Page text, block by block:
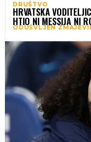
DRUŠTVO
HRVATSKA
HTIO NI MESSIJA NI
DRES BOSNE”
ODUŠVLJEN